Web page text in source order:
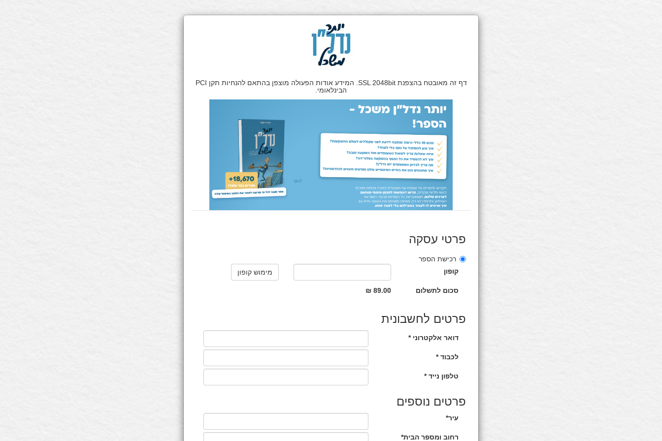
דף זה מאובטח בהצפנת SSL 2048bit. המידע אודות הפעולה מוצפן בהתאם להנחיות תקן PCI
הבינלאומי.
פרטי עסקה
רכישת הספר
קופון
סכום לתשלום 89.00 ₪
פרטים לחשבונית
דואר אלקטרוני *
לכבוד *
טלפון נייד *
פרטים נוספים
עיר*
רחוב ומספר הבית*